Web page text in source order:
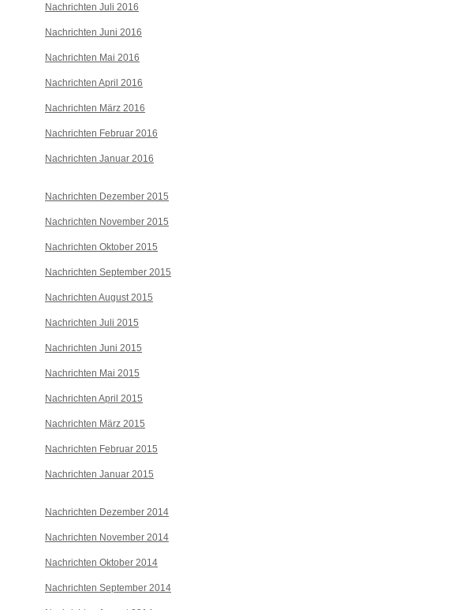
Nachrichten Juli 2016
Nachrichten Juni 2016
Nachrichten Mai 2016
Nachrichten April 2016
Nachrichten März 2016
Nachrichten Februar 2016
Nachrichten Januar 2016
Nachrichten Dezember 2015
Nachrichten November 2015
Nachrichten Oktober 2015
Nachrichten September 2015
Nachrichten August 2015
Nachrichten Juli 2015
Nachrichten Juni 2015
Nachrichten Mai 2015
Nachrichten April 2015
Nachrichten März 2015
Nachrichten Februar 2015
Nachrichten Januar 2015
Nachrichten Dezember 2014
Nachrichten November 2014
Nachrichten Oktober 2014
Nachrichten September 2014